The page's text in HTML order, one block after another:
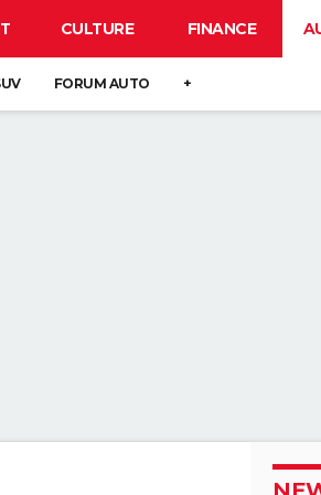
CULTURE FINANCE
FORUM AUTO +